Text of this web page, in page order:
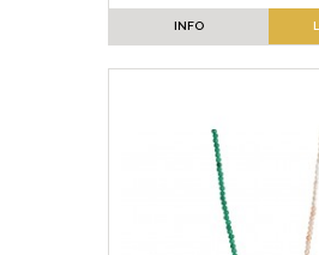
INFO